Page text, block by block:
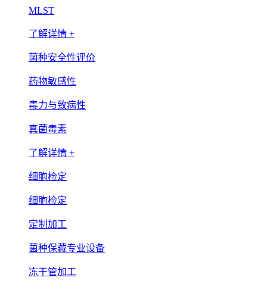
MLST
了解详情 +
菌种安全性评价
药物敏感性
毒力与致病性
真菌毒素
了解详情 +
细胞检定
细胞检定
定制加工
菌种保藏专业设备
冻干管加工